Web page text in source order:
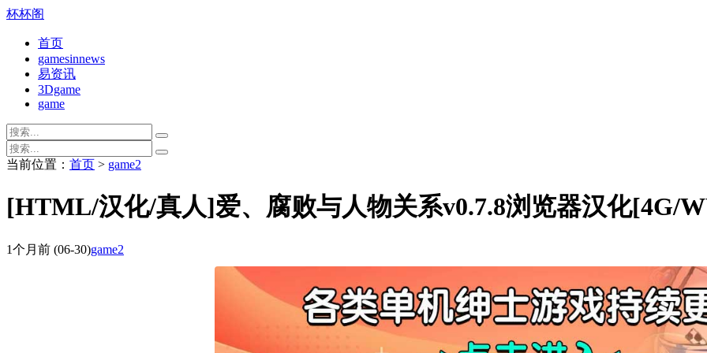
杯杯阁
首页
gamesinnews
易资讯
3Dgame
game
当前位置： 首页 > game2
[HTML/汉化/真人]爱、腐败与人物关系v0.7.8浏览器汉化[4G/
1个月前 (06-30)game2